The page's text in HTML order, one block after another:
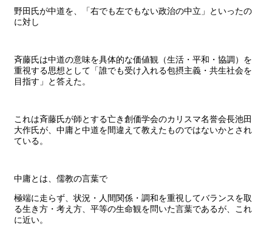
野田氏が中道を、「右でも左でもない政治の中立」といったの
に対し
斉藤氏は中道の意味を具体的な価値観（生活・平和・協調）を
重視する思想として「誰でも受け入れる包摂主義・共生社会を
目指す」と答えた。
これは斉藤氏が師とする亡き創価学会のカリスマ名誉会長池田
大作氏が、中庸と中道を間違えて教えたものではないかとされ
ている。
中庸とは、儒教の言葉で
極端に走らず、状況・人間関係・調和を重視してバランスを取
る生き方・考え方、平等の生命観を問いた言葉であるが、これ
に近い。